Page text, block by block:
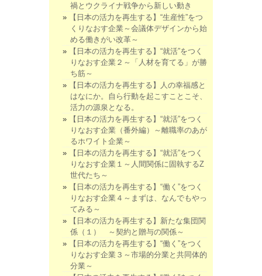
禍とウクライナ戦争から新しい動き
【日本の活力を再生する】“生産性”をつ
くりなおす企業～会議体デザインから始
める働きがい改革～
【日本の活力を再生する】“就活”をつく
りなおす企業２～「人材を育てる」が勝
ち筋～
【日本の活力を再生する】人の幸福感と
はなにか。自ら行動を起こすことこそ、
活力の源泉となる。
【日本の活力を再生する】“就活”をつく
りなおす企業（番外編）～離職率のあが
るホワイト企業～
【日本の活力を再生する】“就活”をつく
りなおす企業１～人間関係に固執するZ
世代たち～
【日本の活力を再生する】“働く”をつく
りなおす企業４～まずは、なんでもやっ
てみる～
【日本の活力を再生する】新たな集団関
係（１） ～契約と贈与の関係～
【日本の活力を再生する】“働く”をつく
りなおす企業３～市場的分業と共同体的
分業～